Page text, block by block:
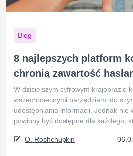
Blog
8 najlepszych platform
chronią zawartość
W dzisiejszym cyfrowym krajobrazie
wszechobecnymi narzędziami do
udostępniania informacji. Jednak nie
powinny być dostępne dla każdego,
O. Roshchupkin